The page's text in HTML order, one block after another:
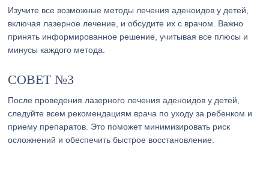
Изучите все возможные методы лечения аденоидов у детей,
включая лазерное лечение, и обсудите их с врачом. Важно
принять информированное решение, учитывая все плюсы и
минусы каждого метода.
СОВЕТ №3
После проведения лазерного лечения аденоидов у детей,
следуйте всем рекомендациям врача по уходу за ребенком и
приему препаратов. Это поможет минимизировать риск
осложнений и обеспечить быстрое восстановление.